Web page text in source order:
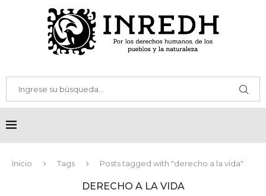
Inicio Tags Posts tagged with "derecho a la vida"
DERECHO A LA VIDA